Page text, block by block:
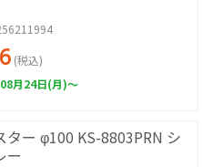
(税込)
月24日(月)～
ター φ100 KS-8803PRN シ
ー